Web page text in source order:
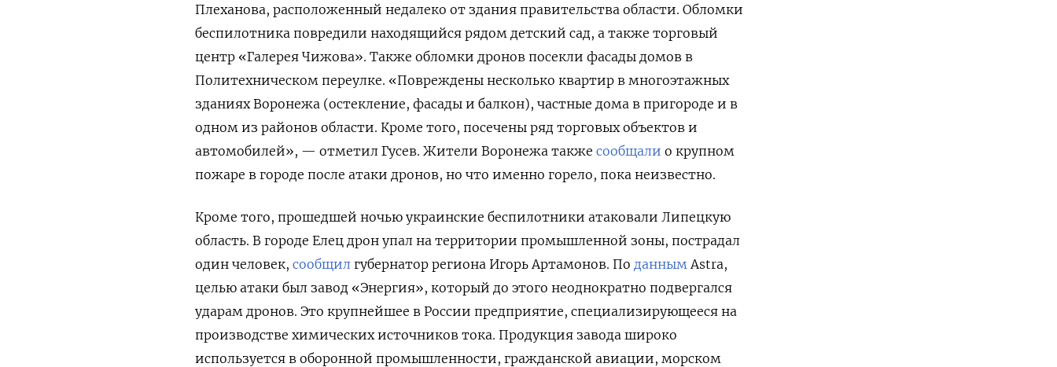
Плеханова, расположенный недалеко от здания правительства области. Обломки
беспилотника повредили находящийся рядом детский сад, а также торговый
центр «Галерея Чижова». Также обломки дронов посекли фасады домов в
Политехническом переулке. «Повреждены несколько квартир в многоэтажных
зданиях Воронежа (остекление, фасады и балкон), частные дома в пригороде и в
одном из районов области. Кроме того, посечены ряд торговых объектов и
автомобилей», — отметил Гусев. Жители Воронежа также сообщали о крупном
пожаре в городе после атаки дронов, но что именно горело, пока неизвестно.
Кроме того, прошедшей ночью украинские беспилотники атаковали Липецкую
область. В городе Елец дрон упал на территории промышленной зоны, пострадал
один человек, сообщил губернатор региона Игорь Артамонов. По данным Astra,
целью атаки был завод «Энергия», который до этого неоднократно подвергался
ударам дронов. Это крупнейшее в России предприятие, специализирующееся на
производстве химических источников тока. Продукция завода широко
используется в оборонной промышленности, гражданской авиации, морском